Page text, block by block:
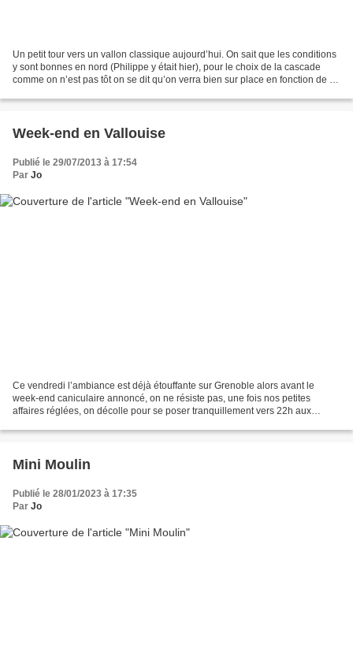
Un petit tour vers un vallon classique aujourd’hui. On sait que les conditions
y sont bonnes en nord (Philippe y était hier), pour le choix de la cascade
comme on n’est pas tôt on se dit qu’on verra bien sur place en fonction de la
Week-end en Vallouise
Publié le 29/07/2013 à 17:54
Par Jo
Ce vendredi l’ambiance est déjà étouffante sur Grenoble alors avant le
week-end caniculaire annoncé, on ne résiste pas, une fois nos petites
affaires réglées, on décolle pour se poser tranquillement vers 22h aux
Mini Moulin
Publié le 28/01/2023 à 17:35
Par Jo